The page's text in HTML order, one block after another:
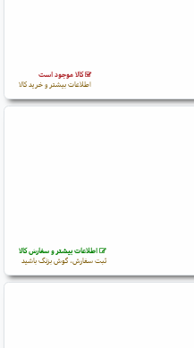
کالا موجود است
اطلاعات بیشتر و خرید کالا
اطلاعات بیشتر و سفارش کالا
ثبت سفارش، گوش بزنگ باشید